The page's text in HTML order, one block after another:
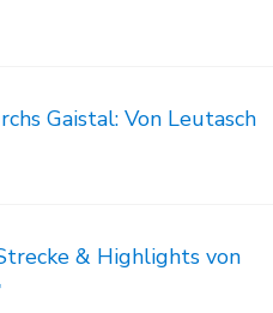
Gaistal: Von Leutasch
& Highlights von